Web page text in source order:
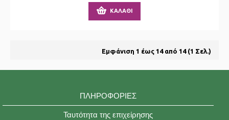
ΚΑΛΆΘΙ
Εμφάνιση 1 έως 14 από 14 (1 Σελ.)
ΠΛΗΡΟΦΟΡΊΕΣ
Ταυτότητα της επιχείρησης